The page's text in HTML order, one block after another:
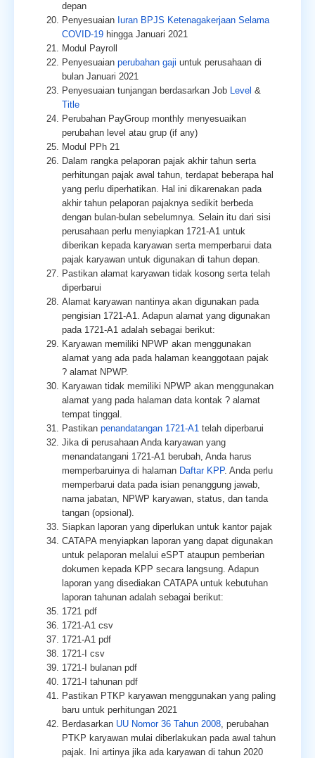
depan
Penyesuaian Iuran BPJS Ketenagakerjaan Selama
COVID-19 hingga Januari 2021
Modul Payroll
Penyesuaian perubahan gaji untuk perusahaan di
bulan Januari 2021
Penyesuaian tunjangan berdasarkan Job Level &
Title
Perubahan PayGroup monthly menyesuaikan
perubahan level atau grup (if any)
Modul PPh 21
Dalam rangka pelaporan pajak akhir tahun serta
perhitungan pajak awal tahun, terdapat beberapa hal
yang perlu diperhatikan. Hal ini dikarenakan pada
akhir tahun pelaporan pajaknya sedikit berbeda
dengan bulan-bulan sebelumnya. Selain itu dari sisi
perusahaan perlu menyiapkan 1721-A1 untuk
diberikan kepada karyawan serta memperbarui data
pajak karyawan untuk digunakan di tahun depan.
Pastikan alamat karyawan tidak kosong serta telah
diperbarui
Alamat karyawan nantinya akan digunakan pada
pengisian 1721-A1. Adapun alamat yang digunakan
pada 1721-A1 adalah sebagai berikut:
Karyawan memiliki NPWP akan menggunakan
alamat yang ada pada halaman keanggotaan pajak
? alamat NPWP.
Karyawan tidak memiliki NPWP akan menggunakan
alamat yang pada halaman data kontak ? alamat
tempat tinggal.
Pastikan penandatangan 1721-A1 telah diperbarui
Jika di perusahaan Anda karyawan yang
menandatangani 1721-A1 berubah, Anda harus
memperbaruinya di halaman Daftar KPP. Anda perlu
memperbarui data pada isian penanggung jawab,
nama jabatan, NPWP karyawan, status, dan tanda
tangan (opsional).
Siapkan laporan yang diperlukan untuk kantor pajak
CATAPA menyiapkan laporan yang dapat digunakan
untuk pelaporan melalui eSPT ataupun pemberian
dokumen kepada KPP secara langsung. Adapun
laporan yang disediakan CATAPA untuk kebutuhan
laporan tahunan adalah sebagai berikut:
1721 pdf
1721-A1 csv
1721-A1 pdf
1721-I csv
1721-I bulanan pdf
1721-I tahunan pdf
Pastikan PTKP karyawan menggunakan yang paling
baru untuk perhitungan 2021
Berdasarkan UU Nomor 36 Tahun 2008, perubahan
PTKP karyawan mulai diberlakukan pada awal tahun
pajak. Ini artinya jika ada karyawan di tahun 2020